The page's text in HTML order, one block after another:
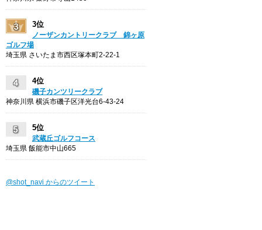
3位
ノーザンカントリークラブ 錦ヶ原
ゴルフ場
埼玉県 さいたま市西区塚本町2-22-1
4位
磯子カンツリークラブ
神奈川県 横浜市磯子区洋光台6-43-24
5位
武蔵丘ゴルフコース
埼玉県 飯能市中山665
@shot_navi からのツイート